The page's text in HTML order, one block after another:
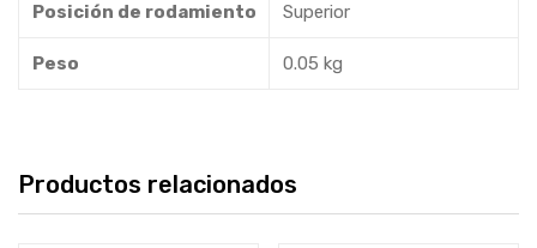
Posición de rodamiento Superior
Peso 0.05 kg
Productos relacionados